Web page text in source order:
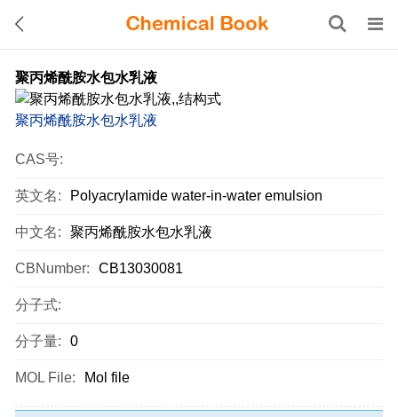
聚丙烯酰胺水包水乳液
聚丙烯酰胺水包水乳液
CAS号:
英文名: Polyacrylamide water-in-water emulsion
中文名: 聚丙烯酰胺水包水乳液
CBNumber: CB13030081
分子式:
分子量: 0
MOL File: Mol file